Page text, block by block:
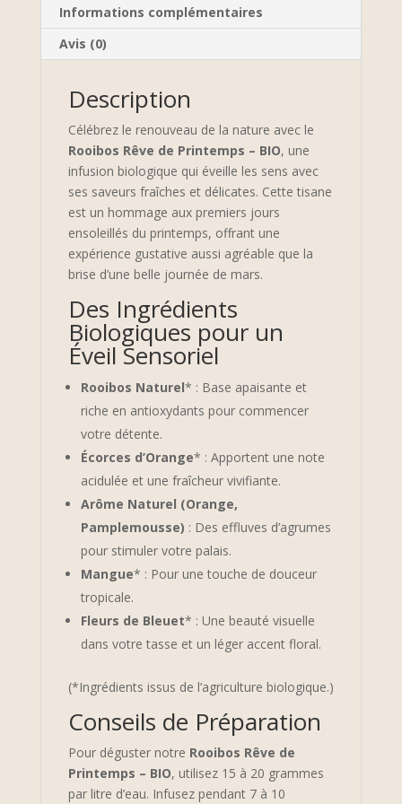
Informations complémentaires
Avis (0)
Description
Célébrez le renouveau de la nature avec le
Rooibos Rêve de Printemps – BIO, une
infusion biologique qui éveille les sens avec
ses saveurs fraîches et délicates. Cette tisane
est un hommage aux premiers jours
ensoleillés du printemps, offrant une
expérience gustative aussi agréable que la
brise d’une belle journée de mars.
Des Ingrédients
Biologiques pour un
Éveil Sensoriel
Rooibos Naturel* : Base apaisante et
riche en antioxydants pour commencer
votre détente.
Écorces d’Orange* : Apportent une note
acidulée et une fraîcheur vivifiante.
Arôme Naturel (Orange,
Pamplemousse) : Des effluves d’agrumes
pour stimuler votre palais.
Mangue* : Pour une touche de douceur
tropicale.
Fleurs de Bleuet* : Une beauté visuelle
dans votre tasse et un léger accent floral.
(*Ingrédients issus de l’agriculture biologique.)
Conseils de Préparation
Pour déguster notre Rooibos Rêve de
Printemps – BIO, utilisez 15 à 20 grammes
par litre d’eau. Infusez pendant 7 à 10